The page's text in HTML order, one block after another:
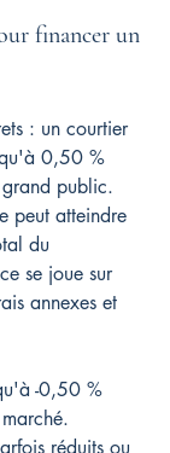
financer un
: un courtier
0,50 %
public.
peut atteindre
du
se joue sur
annexes et
-0,50 %
réduits ou